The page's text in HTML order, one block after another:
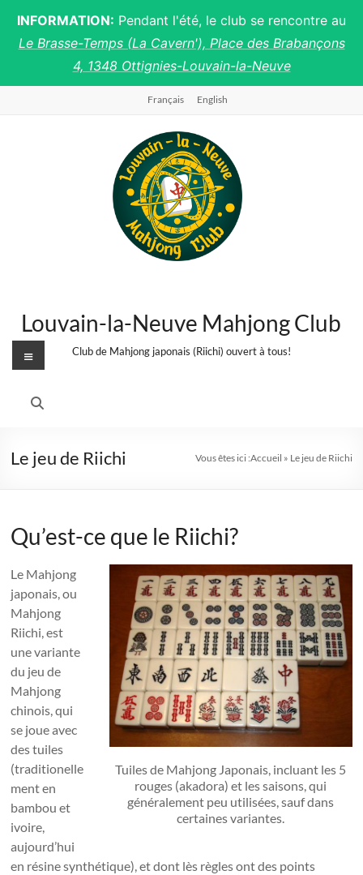
INFORMATION: Pendant l'été, le club se rencontre au
Le Brasse-Temps (La Cavern'), Place des Brabançons
4, 1348 Ottignies-Louvain-la-Neuve
Français English
Louvain-la-Neuve Mahjong Club
Club de Mahjong japonais (Riichi) ouvert à tous!
Menu
Le jeu de Riichi Vous êtes ici :Accueil » Le jeu de Riichi
Qu’est-ce que le Riichi?
Tuiles de Mahjong Japonais, incluant les 5
rouges (akadora) et les saisons, qui
généralement peu utilisées, sauf dans
certaines variantes.
Le Mahjong
japonais, ou
Mahjong
Riichi, est
une variante
du jeu de
Mahjong
chinois, qui
se joue avec
des tuiles
(traditionelle
ment en
bambou et
ivoire,
aujourd’hui
en résine synthétique), et dont lès règles ont des points